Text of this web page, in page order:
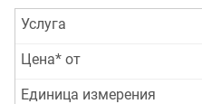
Услуга
Цена* от
Единица измерения